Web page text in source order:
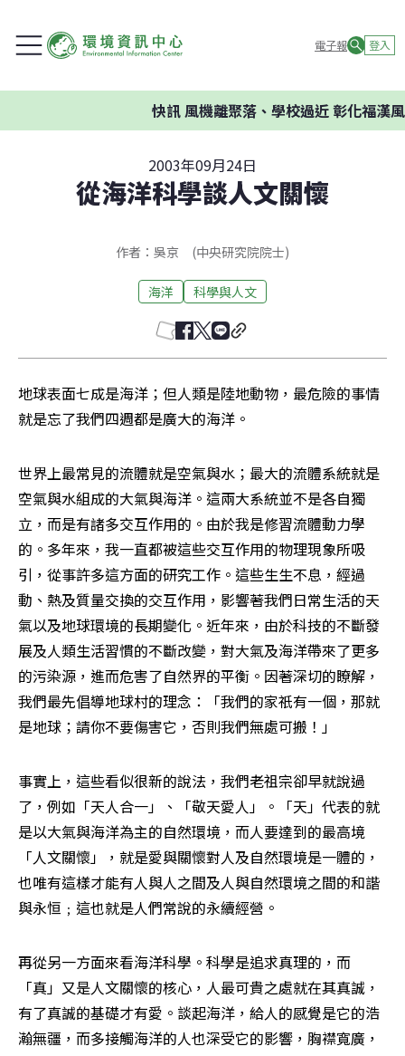
電子報 登入
快訊風機離聚落、學校過近 彰化福漢風
2003年09月24日
從海洋科學談人文關懷
作者：吳京 (中央研究院院士)
海洋 科學與人文
地球表面七成是海洋；但人類是陸地動物，最危險的事情
就是忘了我們四週都是廣大的海洋。
世界上最常見的流體就是空氣與水；最大的流體系統就是
空氣與水組成的大氣與海洋。這兩大系統並不是各自獨
立，而是有諸多交互作用的。由於我是修習流體動力學
的。多年來，我一直都被這些交互作用的物理現象所吸
引，從事許多這方面的研究工作。這些生生不息，經過
動、熱及質量交換的交互作用，影響著我們日常生活的天
氣以及地球環境的長期變化。近年來，由於科技的不斷發
展及人類生活習慣的不斷改變，對大氣及海洋帶來了更多
的污染源，進而危害了自然界的平衡。因著深切的瞭解，
我們最先倡導地球村的理念：「我們的家祇有一個，那就
是地球；請你不要傷害它，否則我們無處可搬！」
事實上，這些看似很新的說法，我們老祖宗卻早就說過
了，例如「天人合一」、「敬天愛人」。「天」代表的就
是以大氣與海洋為主的自然環境，而人要達到的最高境
「人文關懷」，就是愛與關懷對人及自然環境是一體的，
也唯有這樣才能有人與人之間及人與自然環境之間的和諧
與永恒﹔這也就是人們常說的永續經營。
再從另一方面來看海洋科學。科學是追求真理的，而
「真」又是人文關懷的核心，人最可貴之處就在其真誠，
有了真誠的基礎才有愛。談起海洋，給人的感覺是它的浩
瀚無疆，而多接觸海洋的人也深受它的影響，胸襟寬廣，